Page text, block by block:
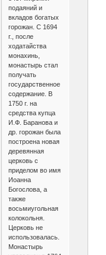
подаяний и
вкладов богатых
горожан. С 1694
г., после
ходатайства
монахинь,
монастырь стал
получать
государственное
содержание. В
1750 г. на
средства купца
И.Ф. Баранова и
др. горожан была
построена новая
деревянная
церковь с
приделом во имя
Иоанна
Богослова, а
также
восьмиугольная
колокольня.
Церковь не
использовалась.
Монастырь